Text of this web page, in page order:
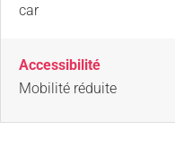
car
Accessibilité
Mobilité réduite